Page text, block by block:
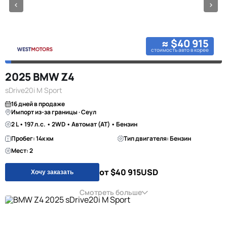
≈ $40 915
стоимость авто в корее
2025 BMW Z4
sDrive20i M Sport
16 дней в продаже
Импорт из-за границы · Сеул
2 L • 197 л.с. • 2WD • Автомат (AT) • Бензин
Пробег: 14к км
Тип двигателя: Бензин
Мест: 2
Хочу заказать от $40 915USD
Смотреть больше